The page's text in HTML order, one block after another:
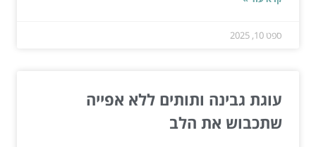
ספט 10, 2025
עוגת גבינה ותותים ללא אפייה
שתכבוש את הלב